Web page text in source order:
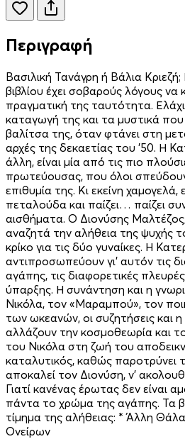
Περιγραφή
Βασιλική Τανάγρη ή Βάλια
βιβλίου έχει σοβαρούς λόγους
πραγματική της ταυτότητα.
καταγωγή της και τα μυστικά που
βαλίτσα της, όταν φτάνει στη
αρχές της δεκαετίας του ’50. Η
άλλη, είναι μία από τις πιο
πρωτεύουσας, που όλοι
επιθυμία της. Κι εκείνη
πεταλούδα και παίζει… παίζει
αισθήματα. Ο Διονύσης
αναζητά την αλήθεια της ψυχής
κρίκο για τις δύο γυναίκες. Η
αντιπροσωπεύουν γι’ αυτόν τις
αγάπης, τις διαφορετικές
ύπαρξης. Η συνάντηση και η
Νικόλα, τον «Μαραμπού», τον
των ωκεανών, οι συζητήσεις και
αλλάζουν την κοσμοθεωρία και
του Νικόλα στη ζωή του
καταλυτικός, καθώς
αποκαλεί τον Διονύση, ν’
Γιατί κανένας έρωτας δεν είναι
πάντα το χρώμα της αγάπης. Τα
τίμημα της αλήθειας: * Άλλη
Ονείρων